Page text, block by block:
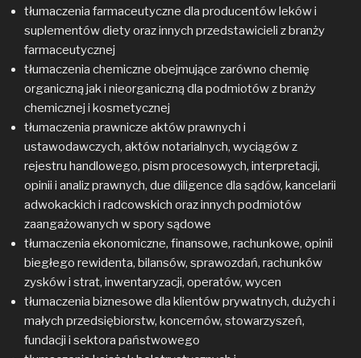
tłumaczenia farmaceutyczne dla producentów leków i
suplementów diety oraz innych przedstawicieli z branży
farmaceutycznej
tłumaczenia chemiczne obejmujące zarówno chemię
organiczną jak i nieorganiczną dla podmiotów z branży
chemicznej i kosmetycznej
tłumaczenia prawnicze aktów prawnych i
ustawodawczych, aktów notarialnych, wyciągów z
rejestru handlowego, pism procesowych, interpretacji,
opinii i analiz prawnych, due diligence dla sądów, kancelarii
adwokackich i radcowskich oraz innych podmiotów
zaangażowanych w spory sądowe
tłumaczenia ekonomiczne, finansowe, rachunkowe, opinii
biegłego rewidenta, bilansów, sprawozdań, rachunków
zysków i strat, inwentaryzacji, operatów, wycen
tłumaczenia biznesowe dla klientów prywatnych, dużych i
małych przedsiębiorstw, koncernów, stowarzyszeń,
fundacji i sektora państwowego